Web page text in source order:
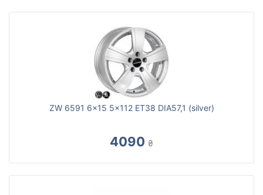
ZW 6591 6x15 5x112 ET38 DIA57,1 (silver)
4090 ₴